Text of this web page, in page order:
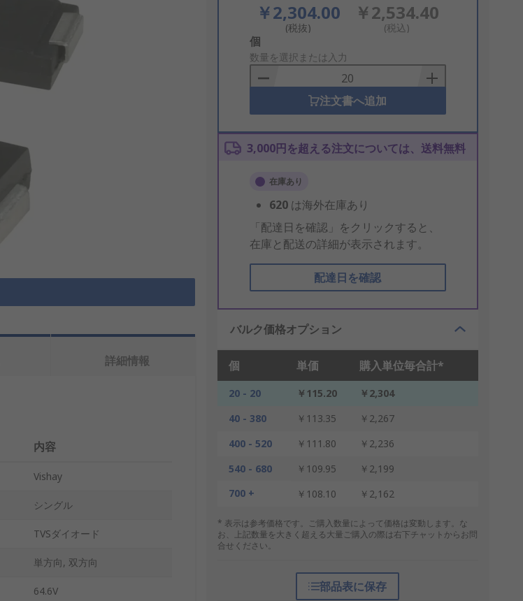
￥2,304.00
(税抜)
￥2,534.40
(税込)
Add
to
Basket
個
数量を選択または入力
注文書へ追加
3,000円を超える注文については、送料無料
在庫あり
620 は海外在庫あり
「配達日を確認」をクリックすると、
在庫と配送の詳細が表示されます。
配達日を確認
バルク価格オプション
個 単価 購入単位毎合計*
20 - 20 ￥115.20
￥2,304
40 - 380
￥113.35
￥2,267
400 - 520
￥111.80
￥2,236
540 - 680
￥109.95
￥2,199
700 +
￥108.10 ￥2,162
* 表示は参考価格です。ご購入数量によって価格は変動します。な
お、上記数量を大きく超える大量ご購入の際は右下チャットからお問
合せください。
部品表に保存
詳細情報
内容
Vishay
シングル
TVSダイオード
単方向, 双方向
64.6V